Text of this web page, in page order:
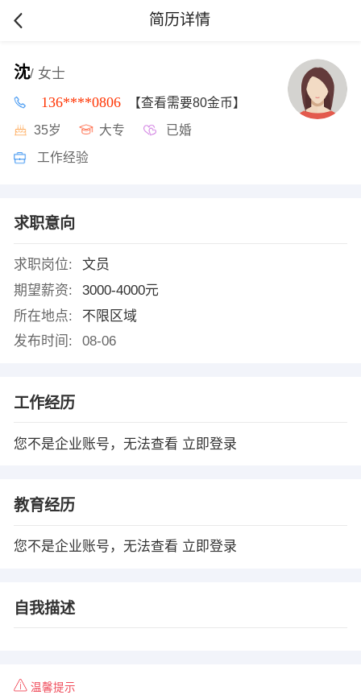
简历详情
沈/ 女士
136****0806 【查看需要80金币】
35岁 大专 已婚
工作经验
求职意向
求职岗位:
文员
期望薪资:
3000-4000元
所在地点:
不限区域
发布时间:
08-06
工作经历
您不是企业账号，无法查看 立即登录
教育经历
您不是企业账号，无法查看 立即登录
自我描述
温馨提示